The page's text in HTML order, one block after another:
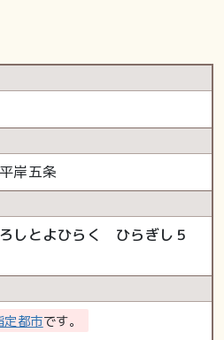
平岸五条
しとよひらく ひらぎし５
定都市です。